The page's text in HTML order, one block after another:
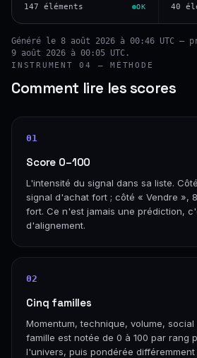
147 éléments OK 40
Généré le 8 août 2026 à 00:46 UTC —
9 août 2026 à 00:05 UTC.
INSTRUMENT 04 — MÉTHODE
Comment lire les scores
01
Score 0–100
L'intensité du signal dans sa liste.
signal d'achat fort ; côté « Vendre »,
fort. Ce n'est jamais une prédiction,
d'alignement.
02
Cinq familles
Momentum, technique, volume,
famille est notée de 0 à 100 par rang
l'univers, puis pondérée